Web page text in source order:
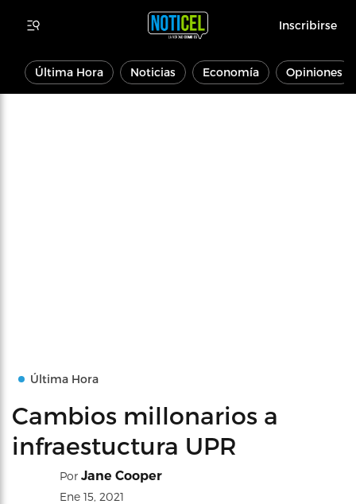
Inscribirse
Última Hora Noticias Economía Opiniones
Última Hora
Cambios millonarios a
infraestuctura UPR
Por Jane Cooper
Ene 15, 2021